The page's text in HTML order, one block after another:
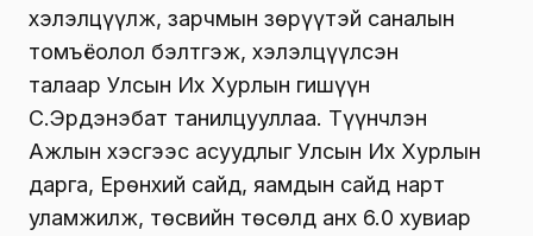
хэлэлцүүлж, зарчмын зөрүүтэй саналын
томъёолол бэлтгэж, хэлэлцүүлсэн
талаар Улсын Их Хурлын гишүүн
С.Эрдэнэбат танилцууллаа. Түүнчлэн
Ажлын хэсгээс асуудлыг Улсын Их Хурлын
дарга, Ерөнхий сайд, яамдын сайд нарт
уламжилж, төсвийн төсөлд анх 6.0 хувиар